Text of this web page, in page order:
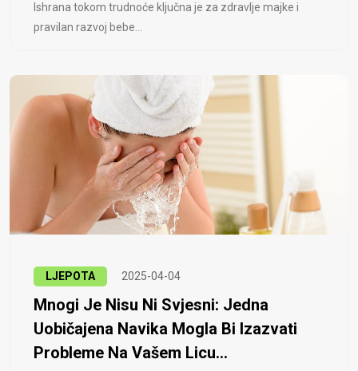
Ishrana tokom trudnoće ključna je za zdravlje majke i
pravilan razvoj bebe...
LJEPOTA 2025-04-04
Mnogi Je Nisu Ni Svjesni: Jedna
Uobičajena Navika Mogla Bi Izazvati
Probleme Na Vašem Licu...